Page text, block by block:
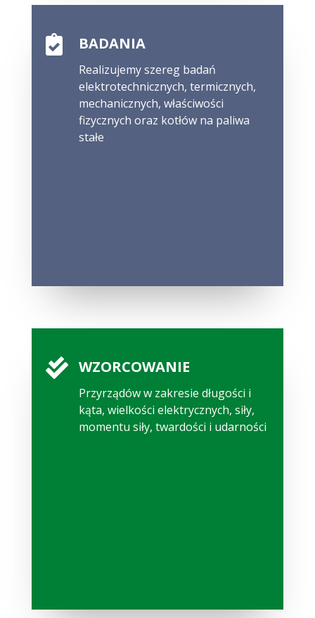
 BADANIA
Realizujemy szereg badań
elektrotechnicznych, termicznych,
mechanicznych, właściwości
fizycznych oraz kotłów na paliwa
stałe
 WZORCOWANIE
Przyrządów w zakresie długości i
kąta, wielkości elektrycznych, siły,
momentu siły, twardości i udarności